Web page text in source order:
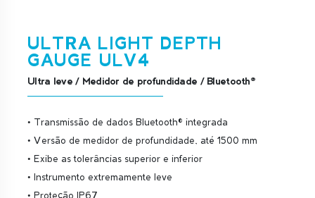
ULTRA LIGHT DEPTH
GAUGE ULV4
Ultra leve / Medidor de profundidade / Bluetooth®
• Transmissão de dados Bluetooth® integrada
• Versão de medidor de profundidade, até 1500 mm
• Exibe as tolerâncias superior e inferior
• Instrumento extremamente leve
• Proteção IP67